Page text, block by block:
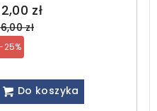
zł
zł
25%
Do koszyka